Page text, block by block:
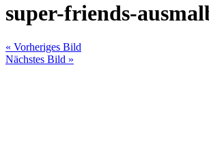
super-friends-
« Vorheriges Bild
Nächstes Bild »